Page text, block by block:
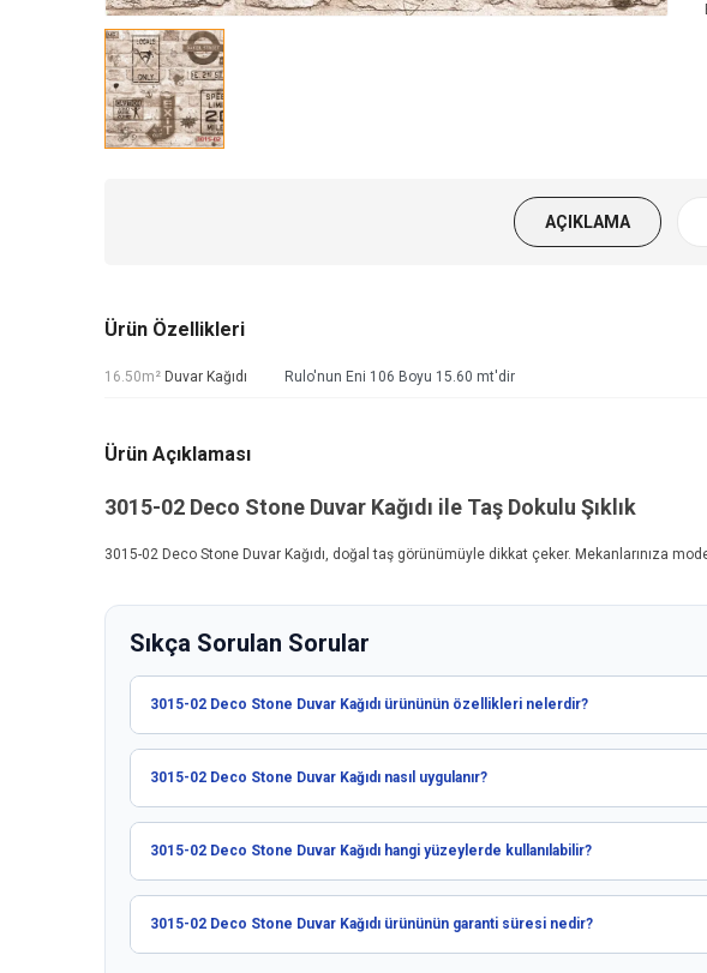
AÇIKLAMA
Ürün Özellikleri
16.50m² Duvar Kağıdı Rulo'nun Eni 106 Boyu 15.60 mt'dir
Ürün Açıklaması
3015-02 Deco Stone Duvar Kağıdı ile Taş Dokulu Şıklık
3015-02 Deco Stone Duvar Kağıdı, doğal taş görünümüyle dikkat çeker. Mekanlarınıza
Sıkça Sorulan Sorular
3015-02 Deco Stone Duvar Kağıdı ürününün özellikleri nelerdir?
3015-02 Deco Stone Duvar Kağıdı nasıl uygulanır?
3015-02 Deco Stone Duvar Kağıdı hangi yüzeylerde kullanılabilir?
3015-02 Deco Stone Duvar Kağıdı ürününün garanti süresi nedir?